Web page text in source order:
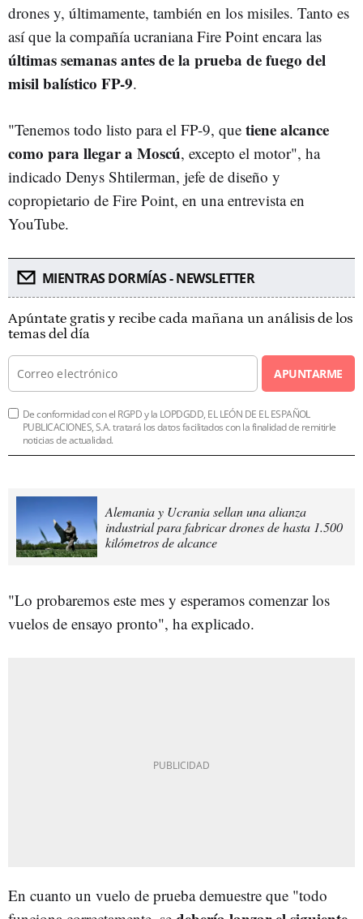
drones y, últimamente, también en los misiles. Tanto es
así que la compañía ucraniana Fire Point encara las
últimas semanas antes de la prueba de fuego del
misil balístico FP-9.
"Tenemos todo listo para el FP-9, que tiene alcance
como para llegar a Moscú, excepto el motor", ha
indicado Denys Shtilerman, jefe de diseño y
copropietario de Fire Point, en una entrevista en
YouTube.
MIENTRAS DORMÍAS - NEWSLETTER
Apúntate gratis y recibe cada mañana un análisis de los
temas del día
APUNTARME
De conformidad con el RGPD y la LOPDGDD, EL LEÓN DE EL ESPAÑOL
PUBLICACIONES, S.A. tratará los datos facilitados con la finalidad de remitirle
noticias de actualidad.
Alemania y Ucrania sellan una alianza
industrial para fabricar drones de hasta 1.500
kilómetros de alcance
"Lo probaremos este mes y esperamos comenzar los
vuelos de ensayo pronto", ha explicado.
En cuanto un vuelo de prueba demuestre que "todo